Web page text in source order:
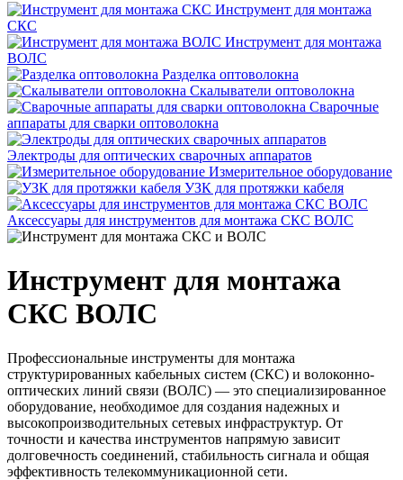
Инструмент для монтажа
СКС
Инструмент для монтажа
ВОЛС
Разделка оптоволокна
Скалыватели оптоволокна
Сварочные
аппараты для сварки оптоволокна
Электроды для оптических сварочных аппаратов
Измерительное оборудование
УЗК для протяжки кабеля
Аксессуары для инструментов для монтажа СКС ВОЛС
Инструмент для монтажа
СКС ВОЛС
Профессиональные инструменты для монтажа
структурированных кабельных систем (СКС) и волоконно-
оптических линий связи (ВОЛС) — это специализированное
оборудование, необходимое для создания надежных и
высокопроизводительных сетевых инфраструктур. От
точности и качества инструментов напрямую зависит
долговечность соединений, стабильность сигнала и общая
эффективность телекоммуникационной сети.